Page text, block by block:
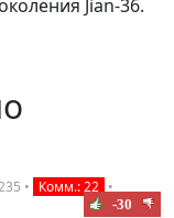
Jian-36.
• Комм.: 22 •
-30